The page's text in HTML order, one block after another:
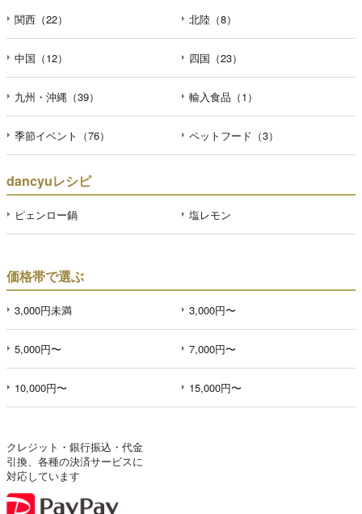
関西（22） 北陸（8）
中国（12） 四国（23）
九州・沖縄（39） 輸入食品（1）
季節イベント（76） ペットフード（3）
dancyuレシピ
ピェンロー鍋 塩レモン
価格帯で選ぶ
3,000円未満 3,000円〜
5,000円〜 7,000円〜
10,000円〜 15,000円〜
クレジット・銀行振込・代金
引換、各種の決済サービスに
対応しています